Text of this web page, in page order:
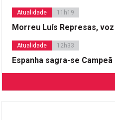
Atualidade 11h19
Morreu Luís Represas,
Atualidade 12h33
Espanha sagra-se